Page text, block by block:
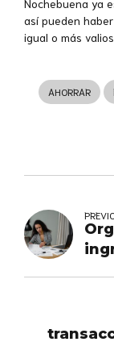
Nochebuena ya
así pueden
igual o más
AHORRAR